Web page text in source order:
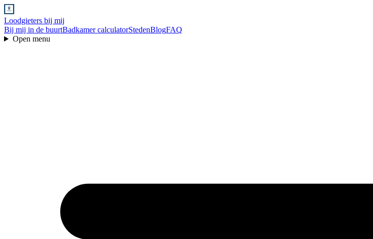
Loodgieters bij mij
Bij mij in de buurtBadkamer calculatorStedenBlogFAQ
Open menu